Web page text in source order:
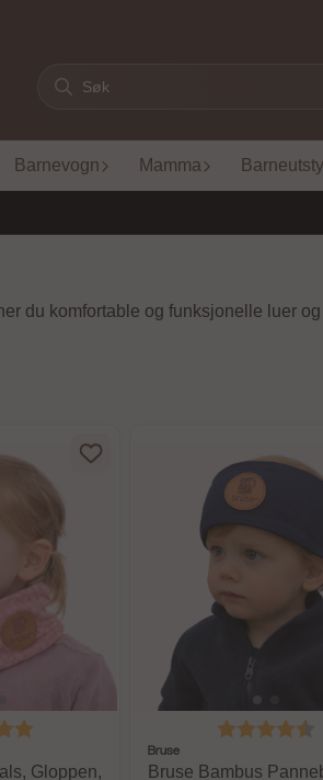
Barnevogn Mamma
du komfortable og funksjonelle luer
Gloppen,
Karakter:
Bruse
Bruse Bambus